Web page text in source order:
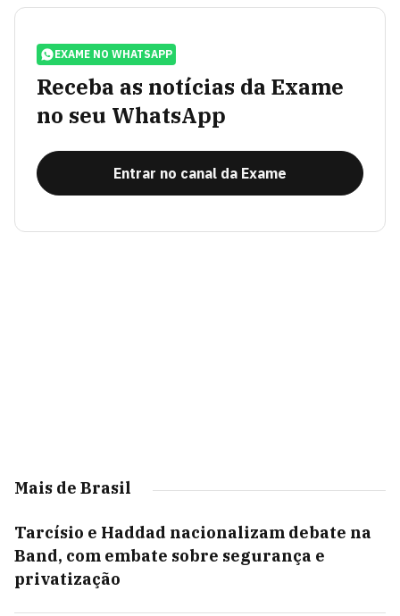
EXAME NO WHATSAPP
Receba as notícias da Exame
no seu WhatsApp
Entrar no canal da Exame
Mais de Brasil
Tarcísio e Haddad nacionalizam debate na
Band, com embate sobre segurança e
privatização